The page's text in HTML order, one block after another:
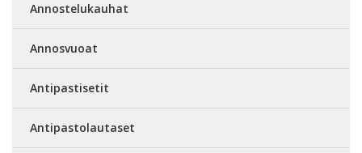
Annostelukauhat
Annosvuoat
Antipastisetit
Antipastolautaset